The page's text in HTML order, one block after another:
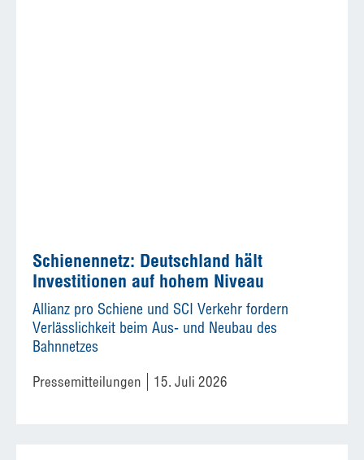
Schienennetz: Deutschland hält
Investitionen auf hohem Niveau
Allianz pro Schiene und SCI Verkehr fordern
Verlässlichkeit beim Aus- und Neubau des
Bahnnetzes
Pressemitteilungen 15. Juli 2026